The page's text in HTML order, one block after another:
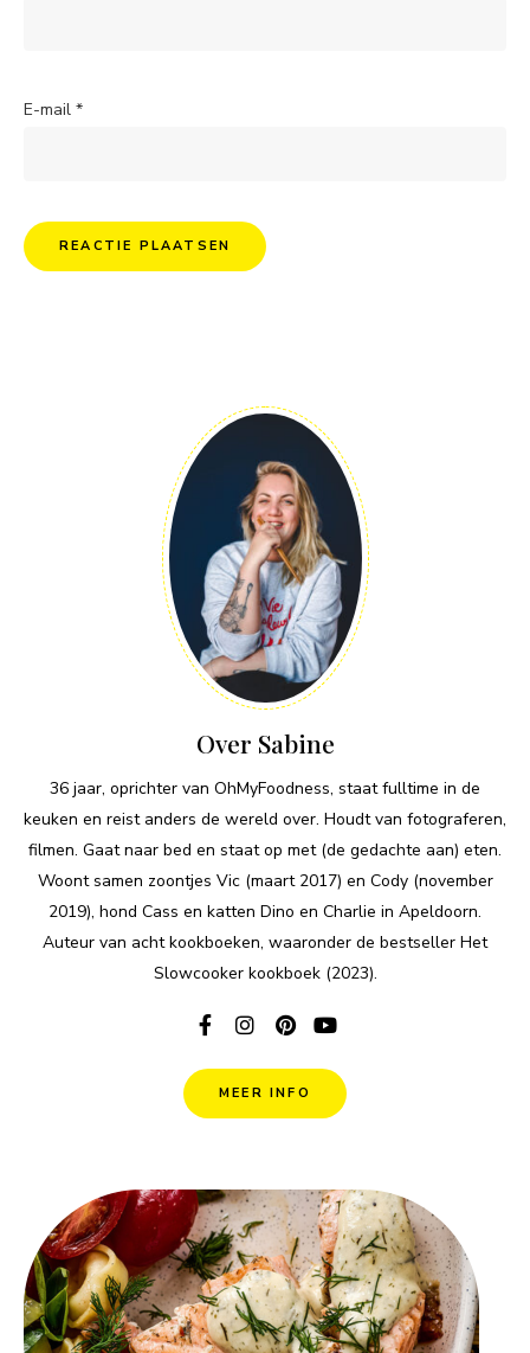
E-mail *
Over Sabine
36 jaar, oprichter van OhMyFoodness, staat fulltime in de
keuken en reist anders de wereld over. Houdt van fotograferen,
filmen. Gaat naar bed en staat op met (de gedachte aan) eten.
Woont samen zoontjes Vic (maart 2017) en Cody (november
2019), hond Cass en katten Dino en Charlie in Apeldoorn.
Auteur van acht kookboeken, waaronder de bestseller Het
Slowcooker kookboek (2023).
MEER INFO